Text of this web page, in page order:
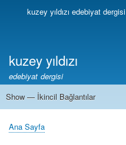
Birincilkuzey yıldızı edebiyat dergisi
kuzey yıldızı
edebiyat dergisi
İkincil
Show — İkincil Bağlantılar
1
2
3
4
5
6
7
8
9
10
11
12
13
Sayfa
Ana Sayfa